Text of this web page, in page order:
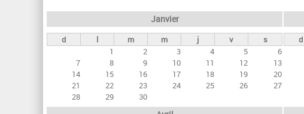
e
t
s
n
Janvier
d l m m j v
s
1
2 3 4 5
6
7
8 9 10 11 12
13
14
15 16 17 18 19
20
21
22 23 24 25 26
27
28
29 30
d